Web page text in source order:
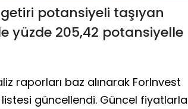
potansiyeli taşıyan
yüzde 205,42 potansiyelle
raporları baz alınarak ForInvest
listesi güncellendi. Güncel fiyatlarla